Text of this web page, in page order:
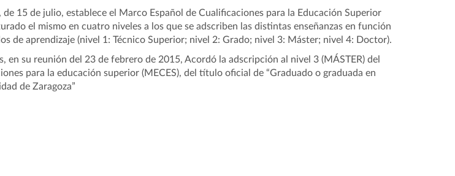
15 de julio, establece el Marco Español de Cualificaciones para la Educación Superior
el mismo en cuatro niveles a los que se adscriben las distintas enseñanzas en función
de aprendizaje (nivel 1: Técnico Superior; nivel 2: Grado; nivel 3: Máster; nivel 4: Doctor).
en su reunión del 23 de febrero de 2015, Acordó la adscripción al nivel 3 (MÁSTER) del
para la educación superior (MECES), del título oficial de “Graduado o graduada en
de Zaragoza”